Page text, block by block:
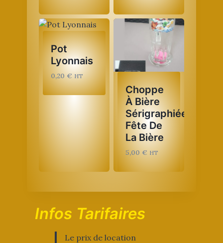
Pot
Lyonnais
0,20€ HT
Choppe
À Bière
Sérigraphiée
Fête De
La Bière
5,00 € HT
Infos Tarifaires
Le prix de location